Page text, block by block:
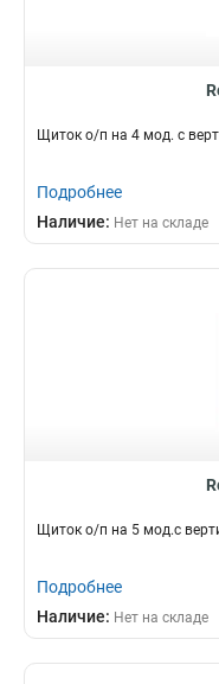
Щиток о/п на 4 мод. с
Подробнее
Наличие: Нет на складе
Щиток о/п на 5 мод.с
Подробнее
Наличие: Нет на складе